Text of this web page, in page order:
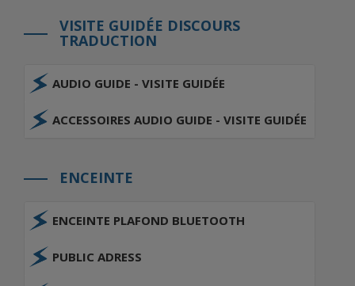
VISITE GUIDÉE DISCOURS
TRADUCTION
AUDIO GUIDE - VISITE GUIDÉE
ACCESSOIRES AUDIO GUIDE - VISITE GUIDÉE
ENCEINTE
ENCEINTE PLAFOND BLUETOOTH
PUBLIC ADRESS